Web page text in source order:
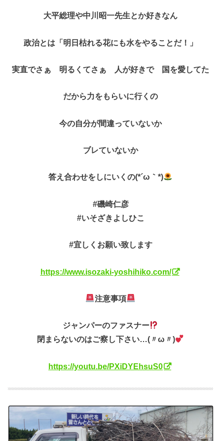
大平総理や中川昭一先生とか好きなん
政治とは「明日枯れる花にも水をやることだ！」
実直でさぁ 明るくてさぁ 人が好きで 国を愛してた
だから力をもらいに行くの
今の自分が間違っていないか
ブレていないか
答え合わせをしにいくの(*´ω｀*)
#磯崎仁彦
#いそざきよしひこ
#宜しくお願い致します
https://www.isozaki-yoshihiko.com/
注意事項
ジャンパーのファスナー
閉まらないのはご察し下さい…(〃ω〃)
https://youtu.be/PXiDYEhsuS0